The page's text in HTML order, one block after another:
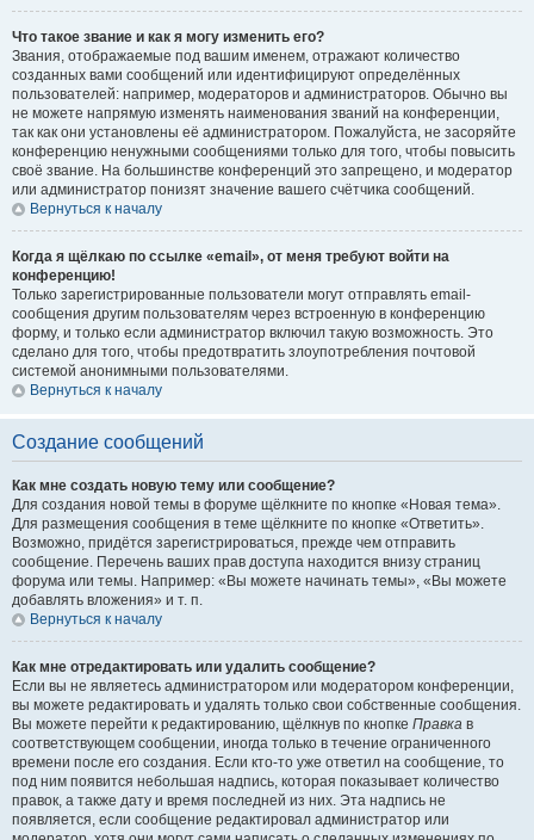
Что такое звание и как я могу изменить его?
Звания, отображаемые под вашим именем, отражают количество
созданных вами сообщений или идентифицируют определённых
пользователей: например, модераторов и администраторов. Обычно вы
не можете напрямую изменять наименования званий на конференции,
так как они установлены её администратором. Пожалуйста, не засоряйте
конференцию ненужными сообщениями только для того, чтобы повысить
своё звание. На большинстве конференций это запрещено, и модератор
или администратор понизят значение вашего счётчика сообщений.
Вернуться к началу
Когда я щёлкаю по ссылке «email», от меня требуют войти на
конференцию!
Только зарегистрированные пользователи могут отправлять email-
сообщения другим пользователям через встроенную в конференцию
форму, и только если администратор включил такую возможность. Это
сделано для того, чтобы предотвратить злоупотребления почтовой
системой анонимными пользователями.
Вернуться к началу
Создание сообщений
Как мне создать новую тему или сообщение?
Для создания новой темы в форуме щёлкните по кнопке «Новая тема».
Для размещения сообщения в теме щёлкните по кнопке «Ответить».
Возможно, придётся зарегистрироваться, прежде чем отправить
сообщение. Перечень ваших прав доступа находится внизу страниц
форума или темы. Например: «Вы можете начинать темы», «Вы можете
добавлять вложения» и т. п.
Вернуться к началу
Как мне отредактировать или удалить сообщение?
Если вы не являетесь администратором или модератором конференции,
вы можете редактировать и удалять только свои собственные сообщения.
Вы можете перейти к редактированию, щёлкнув по кнопке Правка в
соответствующем сообщении, иногда только в течение ограниченного
времени после его создания. Если кто-то уже ответил на сообщение, то
под ним появится небольшая надпись, которая показывает количество
правок, а также дату и время последней из них. Эта надпись не
появляется, если сообщение редактировал администратор или